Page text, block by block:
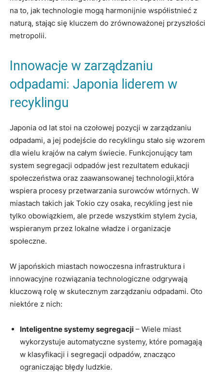
na to, jak technologie mogą harmonijnie współistnieć z
naturą, stając się kluczem do zrównoważonej przyszłości
metropolii.
Innowacje w zarządzaniu
odpadami: Japonia liderem w
recyklingu
Japonia od lat stoi na czołowej pozycji w zarządzaniu
odpadami, a jej podejście do recyklingu stało się wzorem
dla wielu krajów na całym świecie. Funkcjonujący tam
system segregacji odpadów jest rezultatem edukacji
społeczeństwa oraz zaawansowanej technologii,która
wspiera procesy przetwarzania surowców wtórnych. W
miastach takich jak Tokio czy osaka, recykling jest nie
tylko obowiązkiem, ale przede wszystkim stylem życia,
wspieranym przez lokalne władze i organizacje
społeczne.
W japońskich miastach nowoczesna infrastruktura i
innowacyjne rozwiązania technologiczne odgrywają
kluczową rolę w skutecznym zarządzaniu odpadami. Oto
niektóre z nich:
Inteligentne systemy segregacji – Wiele miast
wykorzystuje automatyczne systemy, które pomagają
w klasyfikacji i segregacji odpadów, znacząco
ograniczając błędy ludzkie.